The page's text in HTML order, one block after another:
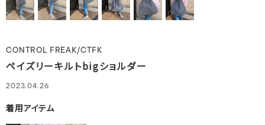
CONTROL FREAK/CTFK
ペイズリーキルトbigショルダー
2023.04.26
着用アイテム